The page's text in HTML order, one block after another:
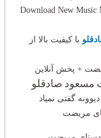
Download New Music
با کیفیت بالا از
+ پخش آنلاین
مسعود صادقلو
گفتی نمیاد
مریضت